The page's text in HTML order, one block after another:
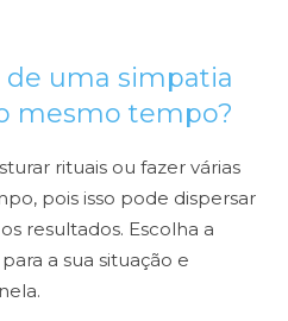
de uma simpatia
mesmo tempo?
rituais ou fazer várias
pois isso pode dispersar
resultados. Escolha a
a sua situação e